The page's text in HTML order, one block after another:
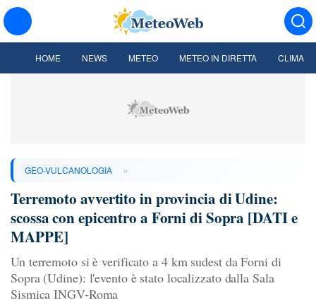
HOME NEWS METEO METEO IN DIRETTA CLIMA
GEO-VULCANOLOGIA »
Terremoto avvertito in provincia di Udine:
scossa con epicentro a Forni di Sopra [DATI e
MAPPE]
Un terremoto si è verificato a 4 km sudest da Forni di
Sopra (Udine): l'evento è stato localizzato dalla Sala
Sismica INGV-Roma